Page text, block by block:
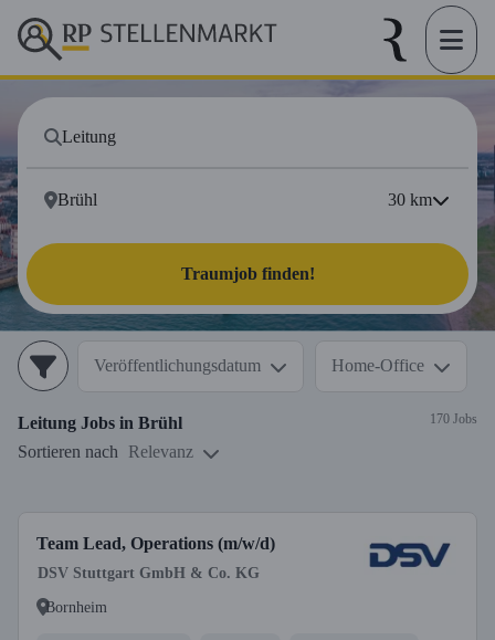
30 km
Traumjob finden!
Veröffentlichungsdatum Home-Office
Leitung Jobs in Brühl 170 Jobs
Sortieren nach Relevanz
Team Lead, Operations (m/w/d)
DSV Stuttgart GmbH & Co. KG
Bornheim